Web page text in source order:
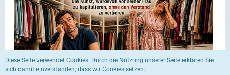
Diese Seite verwendet Cookies. Durch die Nutzung unserer Seite erklären Sie
sich damit einverstanden, dass wir Cookies setzen.